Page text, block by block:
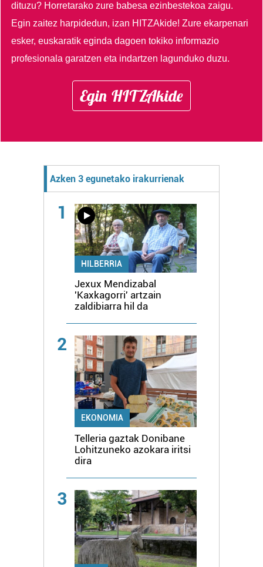
dituzu? Horretarako zure babesa ezinbestekoa zaigu.
Egin zaitez harpidedun, izan HITZAkide!Zure ekarpenari
esker, euskaratik eginda dagoen tokiko informazio
profesionala garatzen eta indartzen lagunduko duzu.
Egin HITZAkide
Azken 3 egunetako irakurrienak
1
HILBERRIA
Jexux Mendizabal
'Kaxkagorri' artzain
zaldibiarra hil da
2
EKONOMIA
Telleria gaztak Donibane
Lohitzuneko azokara iritsi
dira
3